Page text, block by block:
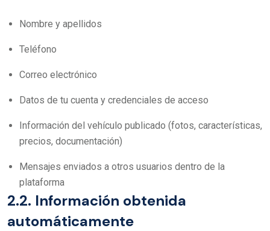
Nombre y apellidos
Teléfono
Correo electrónico
Datos de tu cuenta y credenciales de acceso
Información del vehículo publicado (fotos, características,
precios, documentación)
Mensajes enviados a otros usuarios dentro de la
plataforma
2.2. Información obtenida
automáticamente